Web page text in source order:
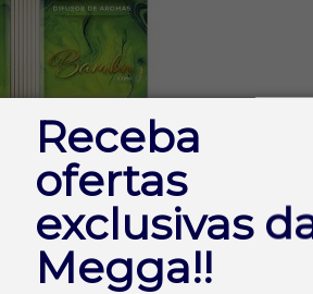
Receba
ofertas
exclusivas
Megga!!